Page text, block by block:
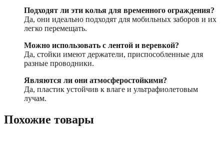
Подходят ли эти колья для временного ограждения?
Да, они идеально подходят для мобильных заборов и их
легко перемещать.
Можно использовать с лентой и веревкой?
Да, стойки имеют держатели, приспособленные для
разные проводники.
Являются ли они атмосферостойкими?
Да, пластик устойчив к влаге и ультрафиолетовым
лучам.
Похожие товары